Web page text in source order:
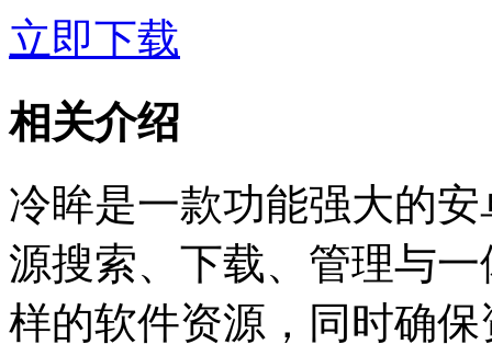
立即下载
相关介绍
冷眸是一款功能强大的
源搜索、下载、管理与
样的软件资源，同时确